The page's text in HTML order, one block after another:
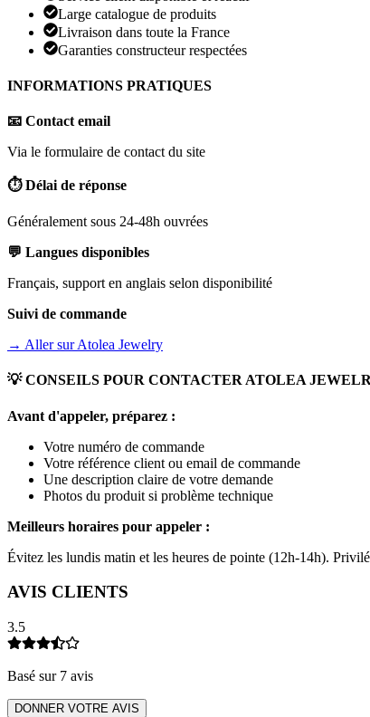
Large catalogue de produits
Livraison dans toute la France
Garanties constructeur respectées
INFORMATIONS PRATIQUES
📧 Contact email
Via le formulaire de contact du site
⏱️ Délai de réponse
Généralement sous 24-48h ouvrées
💬 Langues disponibles
Français, support en anglais selon disponibilité
Suivi de commande
→ Aller surAtolea Jewelry
💡 CONSEILS POUR CONTACTER ATOLEA
Avant d'appeler, préparez :
Votre numéro de commande
Votre référence client ou email de commande
Une description claire de votre demande
Photos du produit si problème technique
Meilleurs horaires pour appeler :
Évitez les lundis matin et les heures de pointe (12h-14h).
AVIS CLIENTS
3.5
Basé sur 7 avis
DONNER VOTRE AVIS